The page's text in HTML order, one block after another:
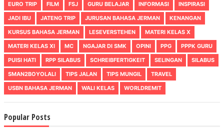
EURO TRIP
FILM FSJ GURU BELAJAR INFORMASI
INSPIRASI
JADI IBU
JATENG TRIP JURUSAN BAHASA JERMAN
KENANGAN
KURSUS BAHASA JERMAN
LESEVERSTEHEN
MATERI KELAS X
MATERI KELAS XI
MC NGAJAR DI SMK OPINI PPG
PPPK GURU
PUISI HATI
RPP SILABUS SCHREIBFERTIGKEIT SELINGAN
SILABUS
SMAN2BOYOLALI
TIPS JALAN TIPS MUNGIL
TRAVEL
USBN BAHASA JERMAN
WALI KELAS WORLDREMIT
Popular Posts